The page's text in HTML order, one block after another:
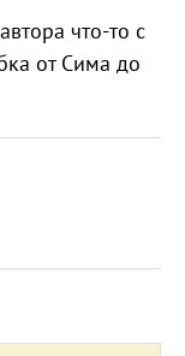
что-то с
от Сима до